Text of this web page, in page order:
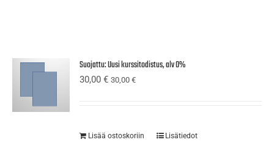
Suojattu: Uusi kurssitodistus, alv 0%
30,00€ 30,00€
Lisää ostoskoriin Lisätiedot